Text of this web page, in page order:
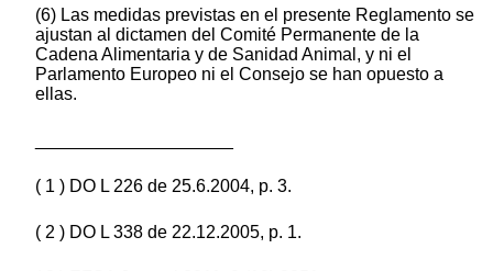
(6) Las medidas previstas en el presente Reglamento se
ajustan al dictamen del Comité Permanente de la
Cadena Alimentaria y de Sanidad Animal, y ni el
Parlamento Europeo ni el Consejo se han opuesto a
ellas.
( 1 ) DO L 226 de 25.6.2004, p. 3.
( 2 ) DO L 338 de 22.12.2005, p. 1.